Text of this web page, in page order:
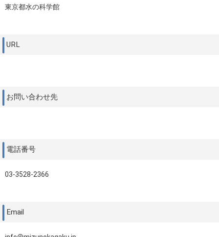
東京都水の科学館
URL
お問い合わせ先
電話番号
03-3528-2366
Email